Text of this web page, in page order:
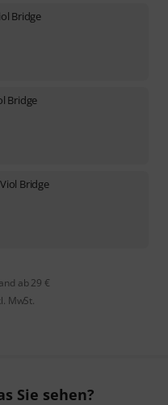
Bridge
Bridge
Bridge
ab 29 €
MwSt.
Sie sehen?